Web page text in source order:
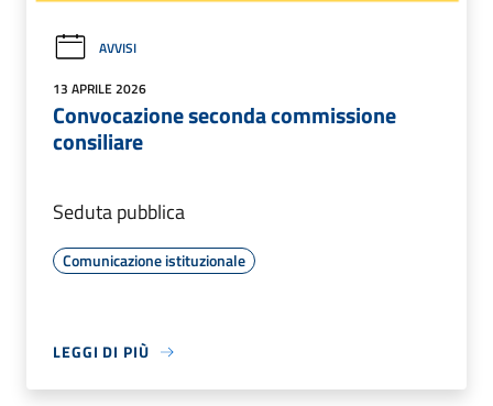
AVVISI
13 APRILE 2026
Convocazione seconda commissione
consiliare
Seduta pubblica
Comunicazione istituzionale
LEGGI DI PIÙ